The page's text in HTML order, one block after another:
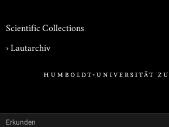
Scientific Collections
›Lautarchiv
Erkunden